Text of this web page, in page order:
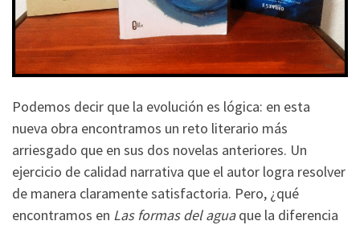
Podemos decir que la evolución es lógica: en esta
nueva obra encontramos un reto literario más
arriesgado que en sus dos novelas anteriores. Un
ejercicio de calidad narrativa que el autor logra resolver
de manera claramente satisfactoria. Pero, ¿qué
encontramos en Las formas del aguaque la diferencia